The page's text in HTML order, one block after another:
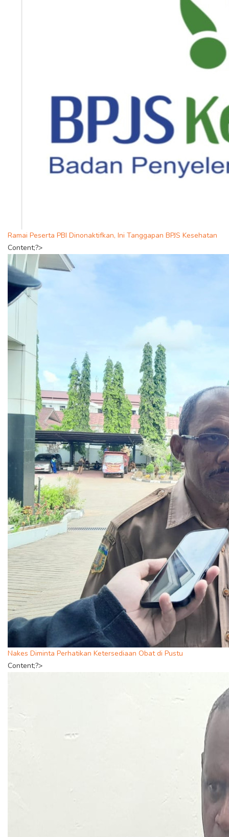
Ramai Peserta PBI Dinonaktifkan, Ini Tanggapan BPJS Kesehatan
Content;?>
Nakes Diminta Perhatikan Ketersediaan Obat di Pustu
Content;?>